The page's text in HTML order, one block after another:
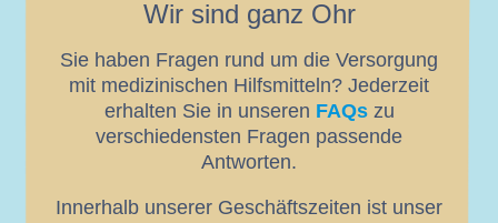
Wir sind ganz Ohr
Sie haben Fragen rund um die Versorgung
mit medizinischen Hilfsmitteln? Jederzeit
erhalten Sie in unseren FAQszu
verschiedensten Fragen passende
Antworten.
Innerhalb unserer Geschäftszeiten ist unser